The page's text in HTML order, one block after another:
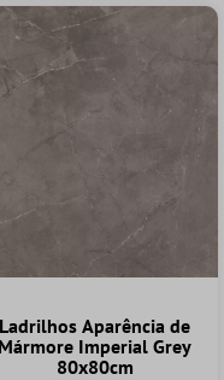
Ladrilhos Aparência de
Mármore Imperial Grey
80x80cm